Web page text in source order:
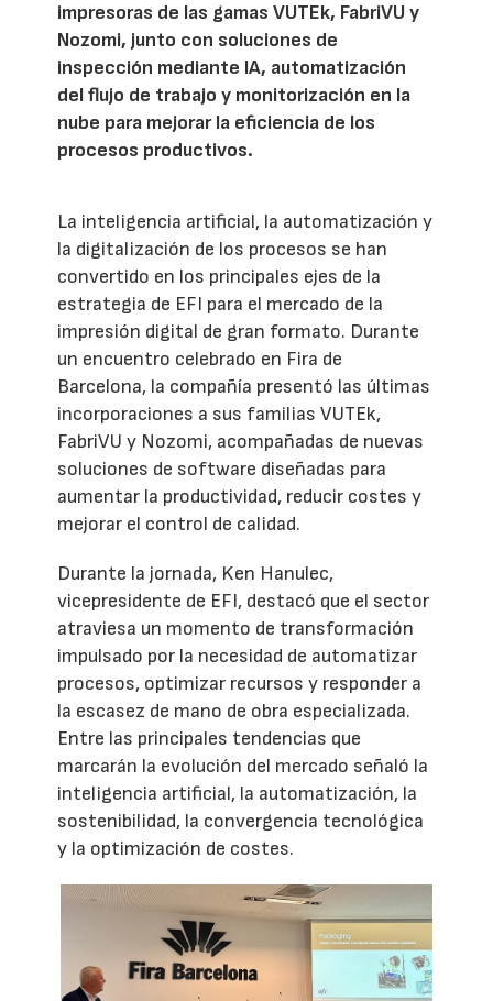
impresoras de las gamas VUTEk, FabriVU y
Nozomi, junto con soluciones de
inspección mediante IA, automatización
del flujo de trabajo y monitorización en la
nube para mejorar la eficiencia de los
procesos productivos.
La inteligencia artificial, la automatización y
la digitalización de los procesos se han
convertido en los principales ejes de la
estrategia de EFI para el mercado de la
impresión digital de gran formato. Durante
un encuentro celebrado en Fira de
Barcelona, la compañía presentó las últimas
incorporaciones a sus familias VUTEk,
FabriVU y Nozomi, acompañadas de nuevas
soluciones de software diseñadas para
aumentar la productividad, reducir costes y
mejorar el control de calidad.
Durante la jornada, Ken Hanulec,
vicepresidente de EFI, destacó que el sector
atraviesa un momento de transformación
impulsado por la necesidad de automatizar
procesos, optimizar recursos y responder a
la escasez de mano de obra especializada.
Entre las principales tendencias que
marcarán la evolución del mercado señaló la
inteligencia artificial, la automatización, la
sostenibilidad, la convergencia tecnológica
y la optimización de costes.